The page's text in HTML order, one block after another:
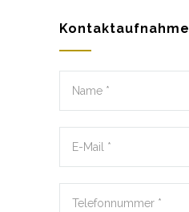
Kontaktaufnahme